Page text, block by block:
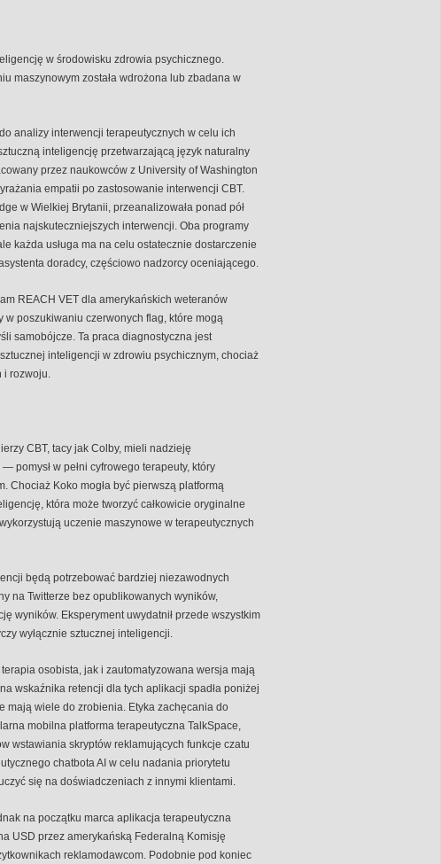
w środowisku zdrowia psychicznego.
maszynowym została wdrożona lub zbadana w
analizy interwencji terapeutycznych w celu ich
inteligencję przetwarzającą język naturalny
przez naukowców z University of Washington
empatii po zastosowanie interwencji CBT.
w Wielkiej Brytanii, przeanalizowała ponad pół
najskuteczniejszych interwencji. Oba programy
każda usługa ma na celu ostatecznie dostarczenie
doradcy, częściowo nadzorcy oceniającego.
REACH VET dla amerykańskich weteranów
poszukiwaniu czerwonych flag, które mogą
samobójcze. Ta praca diagnostyczna jest
inteligencji w zdrowiu psychicznym, chociaż
rozwoju.
CBT, tacy jak Colby, mieli nadzieję
pomysł w pełni cyfrowego terapeuty, który
Chociaż Koko mogła być pierwszą platformą
która może tworzyć całkowicie oryginalne
uczenie maszynowe w terapeutycznych
będą potrzebować bardziej niezawodnych
na Twitterze bez opublikowanych wyników,
wyników. Eksperyment uwydatnił przede wszystkim
wyłącznie sztucznej inteligencji.
osobista, jak i zautomatyzowana wersja mają
wskaźnika retencji dla tych aplikacji spadła poniżej
mają wiele do zrobienia. Etyka zachęcania do
mobilna platforma terapeutyczna TalkSpace,
wstawiania skryptów reklamujących funkcje czatu
chatbota AI w celu nadania priorytetu
się na doświadczeniach z innymi klientami.
na początku marca aplikacja terapeutyczna
USD przez amerykańską Federalną Komisję
reklamodawcom. Podobnie pod koniec